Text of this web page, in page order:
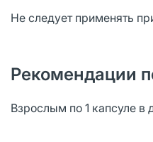
Не следует применять
Рекомендации
Взрослым по 1 капсуле